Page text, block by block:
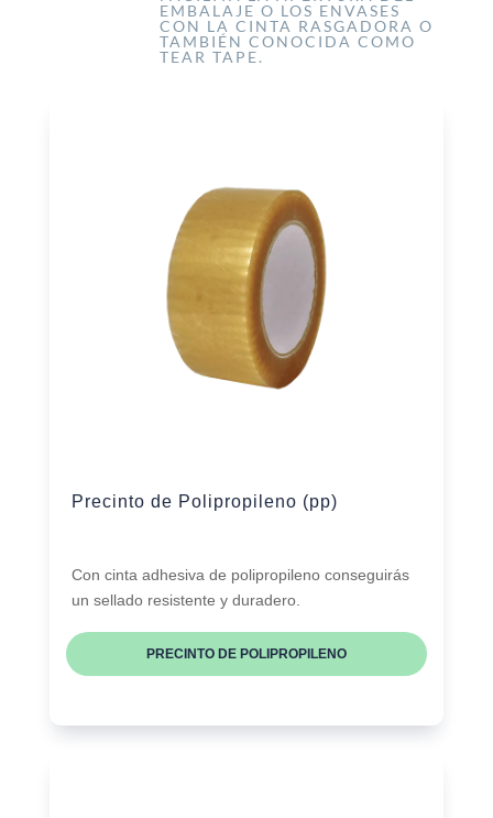
EMBALAJE O LOS ENVASES
CON LA CINTA RASGADORA O
TAMBIÉN CONOCIDA COMO
TEAR TAPE.
Precinto de Polipropileno (pp)
Con cinta adhesiva de polipropileno conseguirás
un sellado resistente y duradero.
PRECINTO DE POLIPROPILENO